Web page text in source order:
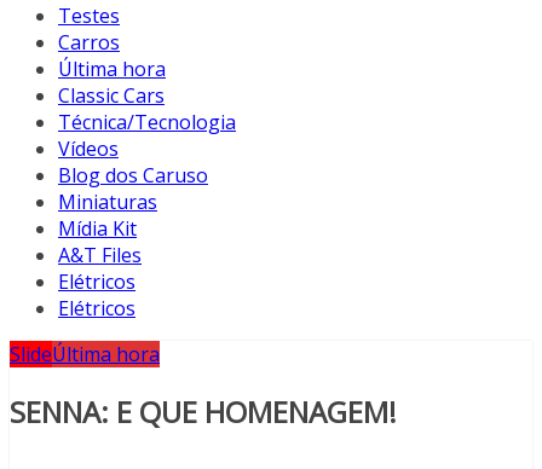
Testes
Carros
Última hora
Classic Cars
Técnica/Tecnologia
Vídeos
Blog dos Caruso
Miniaturas
Mídia Kit
A&T Files
Elétricos
Elétricos
SlideÚltima hora
SENNA: E QUE HOMENAGEM!